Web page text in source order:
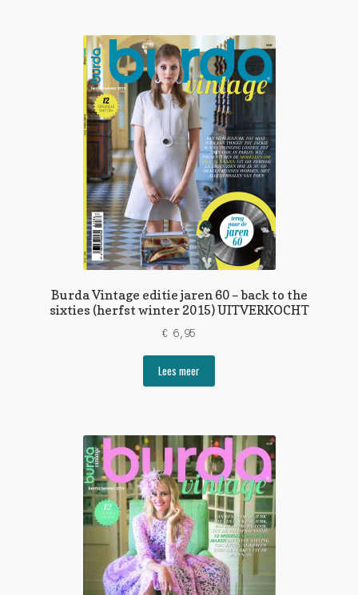
Burda Vintage editie jaren 60 – back to the
sixties (herfst winter 2015) UITVERKOCHT
€ 6,95
Lees meer